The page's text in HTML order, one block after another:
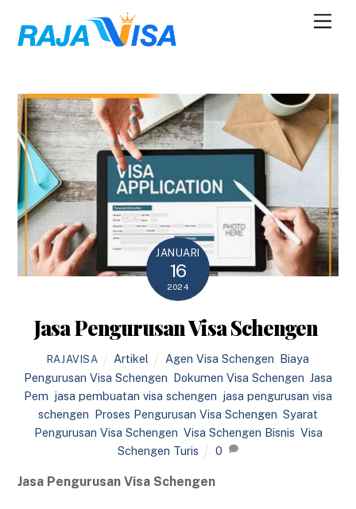
content
JANUARI
16
2024
Jasa Pengurusan Visa Schengen
RAJAVISA Artikel Agen Visa Schengen Biaya
Pengurusan Visa Schengen Dokumen Visa Schengen Jasa
Pem jasa pembuatan visa schengen jasa pengurusan visa
schengen Proses Pengurusan Visa Schengen Syarat
Pengurusan Visa Schengen Visa Schengen Bisnis Visa
Schengen Turis
0
Jasa Pengurusan Visa Schengen